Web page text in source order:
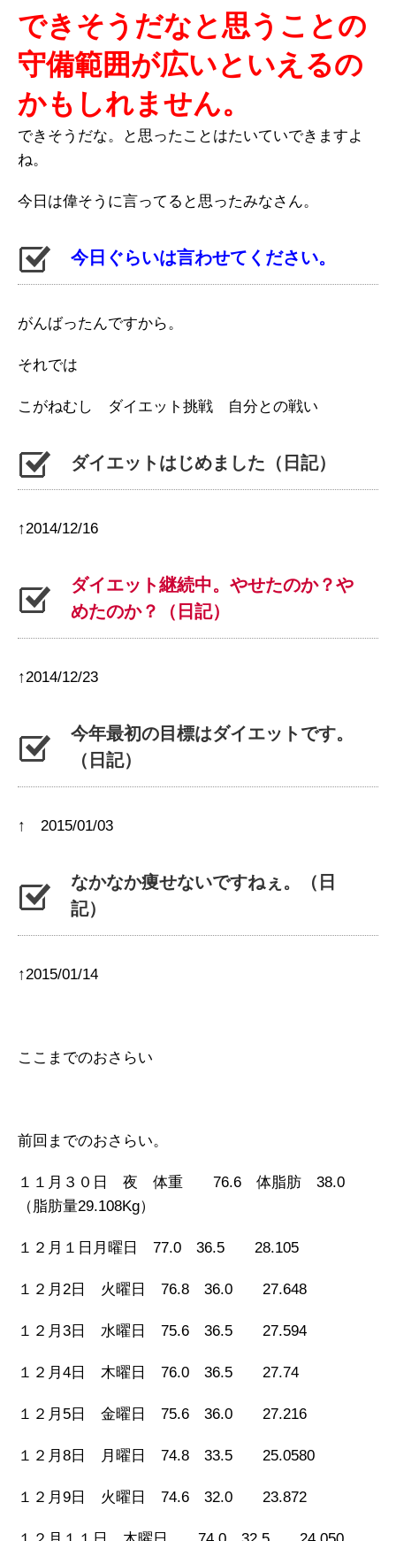
できそうだなと思うことの
守備範囲が広いといえるの
かもしれません。
できそうだな。と思ったことはたいていできますよ
ね。
今日は偉そうに言ってると思ったみなさん。
今日ぐらいは言わせてください。
がんばったんですから。
それでは
こがねむし ダイエット挑戦 自分との戦い
ダイエットはじめました（日記）
↑2014/12/16
ダイエット継続中。やせたのか？や
めたのか？（日記）
↑2014/12/23
今年最初の目標はダイエットです。
（日記）
↑ 2015/01/03
なかなか痩せないですねぇ。（日
記）
↑2015/01/14
ここまでのおさらい
前回までのおさらい。
１１月３０日 夜 体重 76.6 体脂肪 38.0
（脂肪量29.108Kg）
１２月１日月曜日 77.0 36.5 28.105
１２月2日 火曜日 76.8 36.0 27.648
１２月3日 水曜日 75.6 36.5 27.594
１２月4日 木曜日 76.0 36.5 27.74
１２月5日 金曜日 75.6 36.0 27.216
１２月8日 月曜日 74.8 33.5 25.0580
１２月9日 火曜日 74.6 32.0 23.872